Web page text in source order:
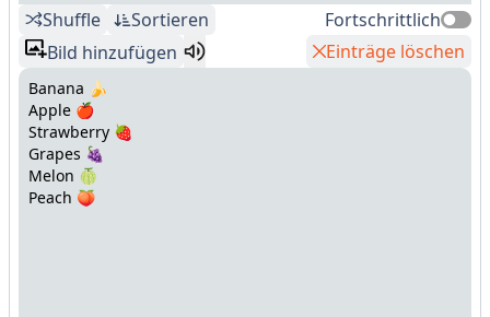
Shuffle
Sortieren
Fortschrittlich
Bild hinzufügen
Einträge löschen
Banana 🍌
Apple 🍎
Strawberry 🍓
Grapes 🍇
Melon 🍈
Peach 🍑